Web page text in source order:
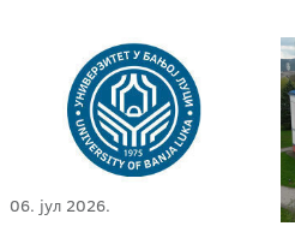
06. јул 2026.